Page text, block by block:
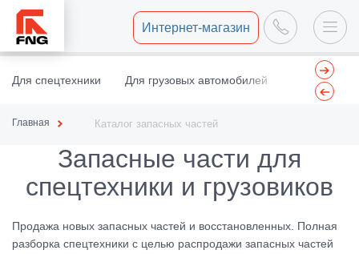
Интернет-магазин
Для спецтехники Для грузовых автомобилей Центр
Главная Каталог запасных частей
Запасные части для
спецтехники и грузовиков
Продажа новых запасных частей и восстановленных. Полная
разборка спецтехники с целью распродажи запасных частей